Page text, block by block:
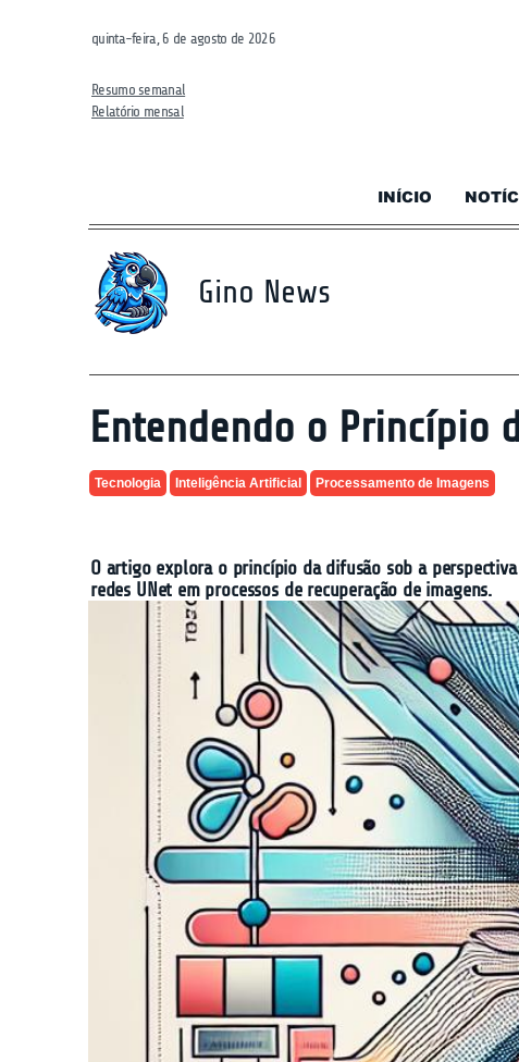
quinta-feira, 6 de agosto de 2026
Resumo semanal
Relatório mensal
INÍCIO
Gino News
Entendendo o Princípio
Tecnologia Inteligência Artificial Processamento de Imagens
O artigo explora o princípio da difusão sob a
redes UNet em processos de recuperação de imagens.